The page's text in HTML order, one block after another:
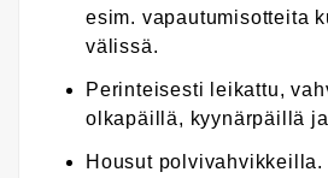
esim. vapautumisotteita
välissä.
Perinteisesti leikattu,
olkapäillä, kyynärpäillä
Housut polvivahvikkeilla.